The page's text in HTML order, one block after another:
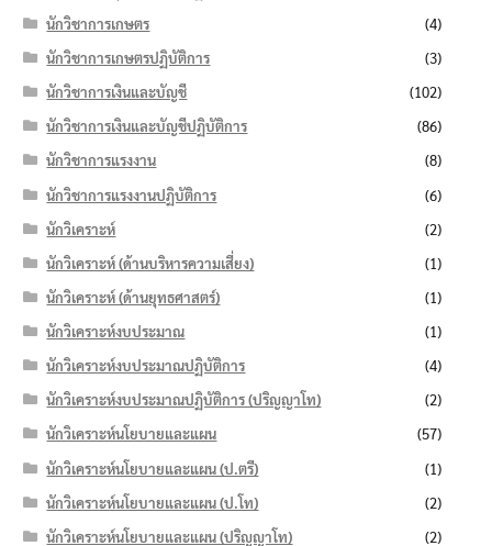
นักวิชาการเกษตร
(4)
นักวิชาการเกษตรปฏิบัติการ
(3)
นักวิชาการเงินและบัญชี
(102)
นักวิชาการเงินและบัญชีปฏิบัติการ
(86)
นักวิชาการแรงงาน
(8)
นักวิชาการแรงงานปฏิบัติการ
(6)
นักวิเคราะห์
(2)
นักวิเคราะห์ (ด้านบริหารความเสี่ยง)
(1)
นักวิเคราะห์ (ด้านยุทธศาสตร์)
(1)
นักวิเคราะห์งบประมาณ
(1)
นักวิเคราะห์งบประมาณปฏิบัติการ
(4)
นักวิเคราะห์งบประมาณปฏิบัติการ (ปริญญาโท)
(2)
นักวิเคราะห์นโยบายและแผน
(57)
นักวิเคราะห์นโยบายและแผน (ป.ตรี)
(1)
นักวิเคราะห์นโยบายและแผน (ป.โท)
(2)
นักวิเคราะห์นโยบายและแผน (ปริญญาโท)
(2)